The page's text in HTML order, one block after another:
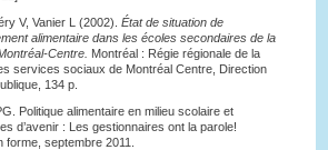
V, Vanier L (2002). État de situation de
alimentaire dans les écoles secondaires de la
Centre. Montréal : Régie régionale de la
services sociaux de Montréal Centre, Direction
134 p.
Politique alimentaire en milieu scolaire et
d’avenir : Les gestionnaires ont la parole!
forme, septembre 2011.